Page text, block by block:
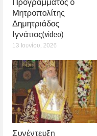
Προγράμματος ο
Μητροπολίτης
Δημητριάδος
Ιγνάτιος(video)
13 Ιουνίου, 2026
Συνέντευξη